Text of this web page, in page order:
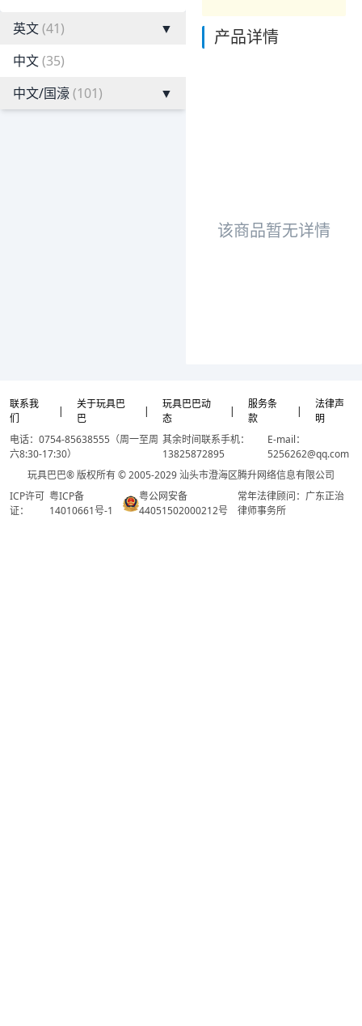
英文(41)
▼
中文(35)
中文/国濠 (101) ▼
产品详情
该商品暂无详情
联系我
们
|
关于玩具巴
巴
|
玩具巴巴动
态
|
服务条
款
|
法律声
明
电话：0754-85638555（周一至周
六8:30-17:30）
其余时间联系手机：
13825872895
E-mail：
5256262@qq.com
玩具巴巴® 版权所有 © 2005-2029 汕头市澄海区腾升网络信息有限公司
ICP许可
证：
粤ICP备
14010661号-1
粤公网安备
44051502000212号
常年法律顾问：广东正治
律师事务所